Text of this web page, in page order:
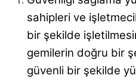
sahipleri ve
bir şekilde
gemilerin doğru bir
güvenli bir şekilde